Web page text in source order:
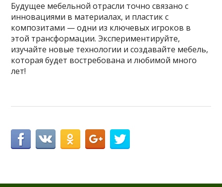
Будущее мебельной отрасли точно связано с
инновациями в материалах, и пластик с
композитами — одни из ключевых игроков в
этой трансформации. Экспериментируйте,
изучайте новые технологии и создавайте мебель,
которая будет востребована и любимой много
лет!